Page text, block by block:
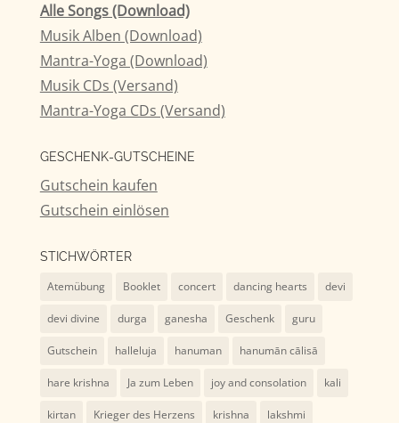
Alle Songs (Download)
Musik Alben (Download)
Mantra-Yoga (Download)
Musik CDs (Versand)
Mantra-Yoga CDs (Versand)
GESCHENK-GUTSCHEINE
Gutschein kaufen
Gutschein einlösen
STICHWÖRTER
Atemübung Booklet concert dancing hearts devi
devi divine durga ganesha Geschenk guru
Gutschein halleluja hanuman hanumān cālisā
hare krishna Ja zum Leben joy and consolation kali
kirtan Krieger des Herzens krishna lakshmi